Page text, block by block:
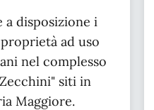
a disposizione i
ad uso
nel complesso
siti in
Maggiore.